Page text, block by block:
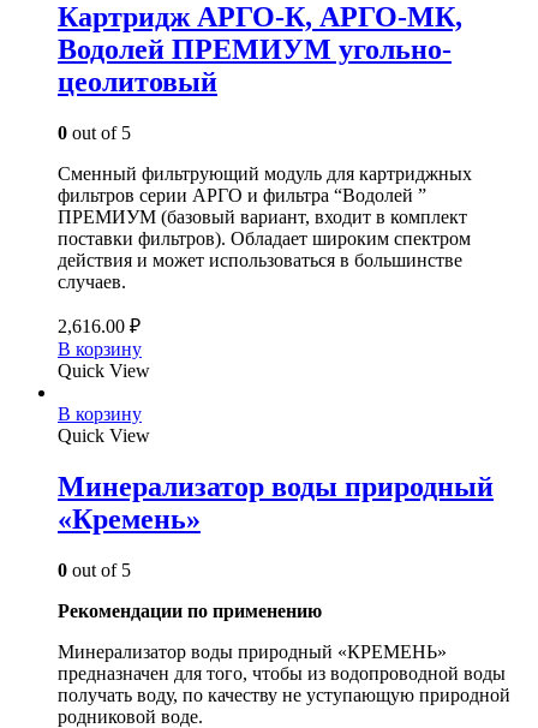
Картридж АРГО-К, АРГО-МК,
Водолей ПРЕМИУМ угольно-
цеолитовый
0 out of 5
Сменный фильтрующий модуль для картриджных
фильтров серии АРГО и фильтра “Водолей ”
ПРЕМИУМ (базовый вариант, входит в комплект
поставки фильтров). Обладает широким спектром
действия и может использоваться в большинстве
случаев.
2,616.00 ₽
В корзину
Quick View
В корзину
Quick View
Минерализатор воды природный
«Кремень»
0 out of 5
Рекомендации по применению
Минерализатор воды природный «КРЕМЕНЬ»
предназначен для того, чтобы из водопроводной воды
получать воду, по качеству не уступающую природной
родниковой воде.